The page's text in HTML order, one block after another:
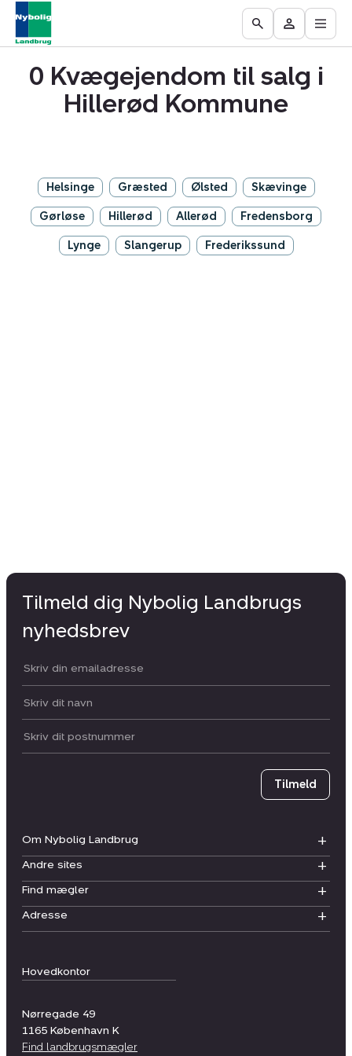
Ejendomme
til
Find
mægler
Få
vurderet
ejendom
Go
to
the
Search
page
Besøg
Mit
område
Åbn
0 Kvægejendom til salg i
Hillerød Kommune
Helsinge Græsted Ølsted Skævinge
Gørløse Hillerød Allerød Fredensborg
Lynge Slangerup Frederikssund
Hovedkontor
Nørregade 49
1165 København K
Find landbrugsmægler
Om Nybolig Landbrug
Andre sites
Find mægler
Adresse
Tilmeld dig Nybolig Landbrugs
nyhedsbrev
Din email:
Dit navn:
Postnummer
Tilmeld